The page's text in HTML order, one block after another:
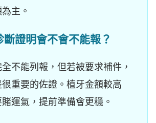
主。
斷證明會不會不能報？
不能列報，但若被要求補件，
重要的佐證。植牙金額較高
運氣，提前準備會更穩。